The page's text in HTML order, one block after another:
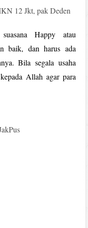
12 Jkt, pak Deden
Happy atau
baik, dan harus ada
Bila segala usaha
Allah agar para